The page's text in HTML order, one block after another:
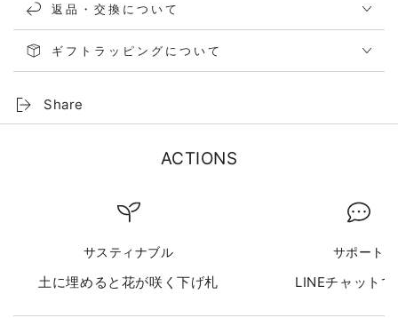
返品・交換について
ギフトラッピングについて
Share
ACTIONS
サスティナブル
土に埋めると花が咲く下げ札
サポート
LINEチャット